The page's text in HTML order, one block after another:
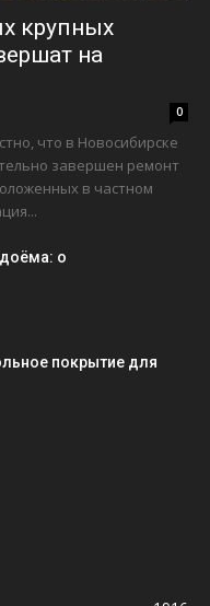
крупных
на
0
что в Новосибирске
завершен ремонт
в частном
о
покрытие для